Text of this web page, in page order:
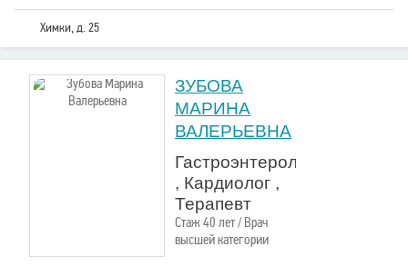
Химки, д. 25
ЗУБОВА
МАРИНА
ВАЛЕРЬЕВНА
Гастроэнтеролог
, Кардиолог ,
Терапевт
Стаж 40 лет / Врач
высшей категории